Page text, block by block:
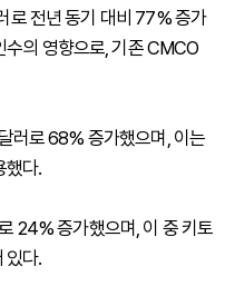
로 전년 동기 대비 77% 증가
수의 영향으로, 기존 CMCO
러로 68% 증가했으며, 이는
했다.
24% 증가했으며, 이 중 키토
있다.